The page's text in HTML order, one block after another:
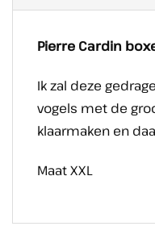
Pierre Cardin
Ik zal deze
vogels met de
klaarmaken en
Maat XXL